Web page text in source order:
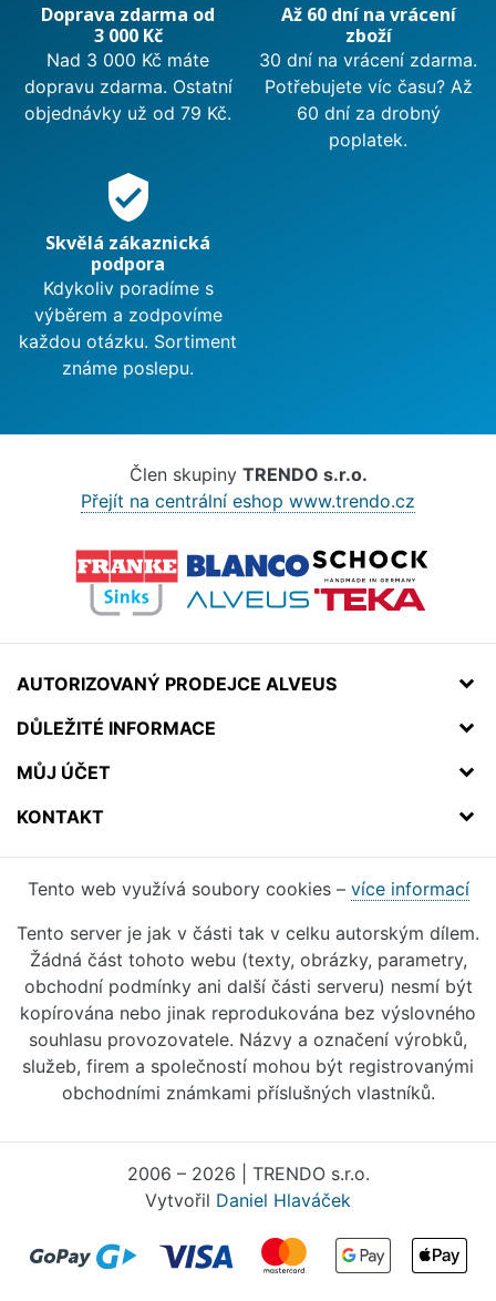
Doprava zdarma od
3 000 Kč
Nad 3 000 Kč máte
dopravu zdarma. Ostatní
objednávky už od 79 Kč.
Až 60 dní na vrácení
zboží
30 dní na vrácení zdarma.
Potřebujete víc času? Až
60 dní za drobný
poplatek.
verified_user
Skvělá zákaznická
podpora
Kdykoliv poradíme s
výběrem a zodpovíme
každou otázku. Sortiment
známe poslepu.
Člen skupiny TRENDO s.r.o.
Přejít na centrální eshop www.trendo.cz
AUTORIZOVANÝ PRODEJCE ALVEUS
DŮLEŽITÉ INFORMACE
MŮJ ÚČET
KONTAKT
Tento web využívá soubory cookies – více informací
Tento server je jak v části tak v celku autorským dílem.
Žádná část tohoto webu (texty, obrázky, parametry,
obchodní podmínky ani další části serveru) nesmí být
kopírována nebo jinak reprodukována bez výslovného
souhlasu provozovatele. Názvy a označení výrobků,
služeb, firem a společností mohou být registrovanými
obchodními známkami příslušných vlastníků.
2006 – 2026 | TRENDO s.r.o.
Vytvořil Daniel Hlaváček